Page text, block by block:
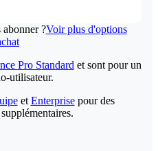
abonner ?Voir plus d'options
Pro Standard et sont pour un
utilisateur.
et Enterprisepour des